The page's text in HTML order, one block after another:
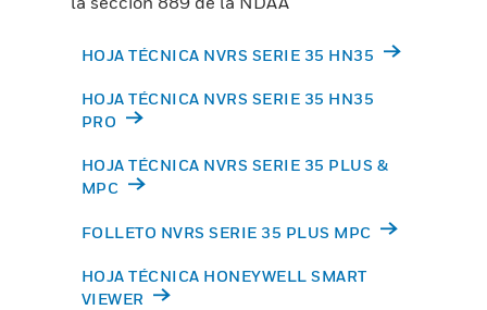
HOJA TÉCNICA NVRS SERIE 35 HN35
HOJA TÉCNICA NVRS SERIE 35 HN35
PRO
HOJA TÉCNICA NVRS SERIE 35 PLUS &
MPC
FOLLETO NVRS SERIE 35 PLUS MPC
HOJA TÉCNICA HONEYWELL SMART
VIEWER